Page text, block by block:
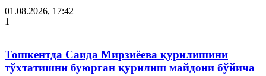
01.08.2026, 17:42
1
Тошкентда Саида Мирзиёева қурилишини
тўхтатишни буюрган қурилиш майдони бўйича